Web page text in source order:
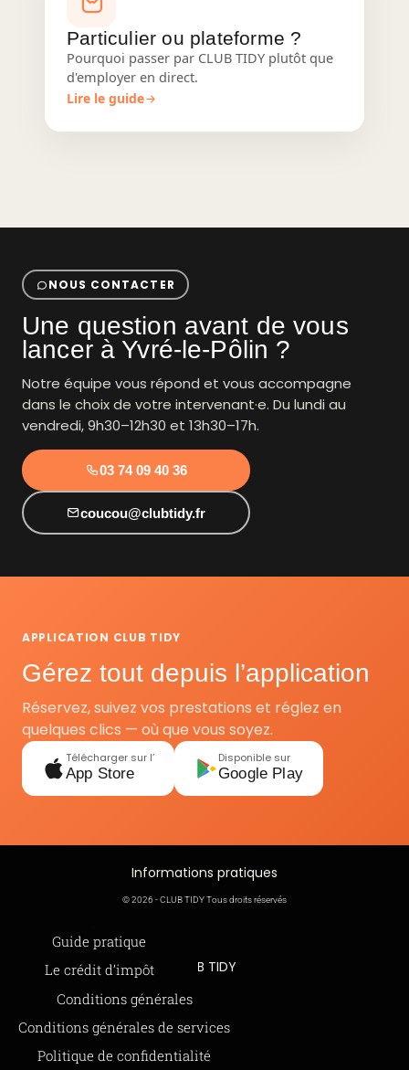
Particulier ou plateforme ?
Pourquoi passer par CLUB TIDY plutôt que
d'employer en direct.
Lire le guide
NOUS CONTACTER
Une question avant de vous
lancer à Yvré-le-Pôlin ?
Notre équipe vous répond et vous accompagne
dans le choix de votre intervenant·e. Du lundi au
vendredi, 9h30–12h30 et 13h30–17h.
03 74 09 40 36
coucou@clubtidy.fr
APPLICATION CLUB TIDY
Gérez tout depuis l’application
Réservez, suivez vos prestations et réglez en
quelques clics — où que vous soyez.
Télécharger sur l’
App Store
Disponible sur
Google Play
Informations pratiques
Guide pratique
Le crédit d’impôt
Offre de parrainage 50-50
FAQ
BLOG
© 2026 - CLUB TIDY Tous droits réservés
Informations légales
Conditions générales
Conditions générales de services
Politique de confidentialité
CLUB TIDY
59000 LILLE
979 480 886 RCS LILLE Métropole